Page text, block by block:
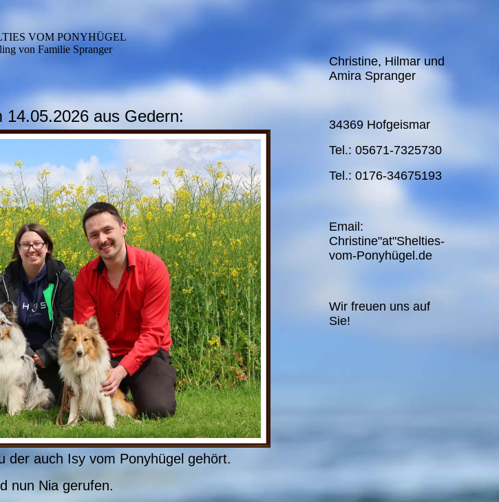
VOM PONYHÜGEL
von Familie Spranger
14.05.2026 aus Gedern:
der auch Isy vom Ponyhügel gehört.
nun Nia gerufen.
Christine, Hilmar und
Amira Spranger
34369 Hofgeismar
Tel.: 05671-7325730
Tel.: 0176-34675193
Email:
Christine"at"Shelties-
vom-Ponyhügel.de
Wir freuen uns auf
Sie!